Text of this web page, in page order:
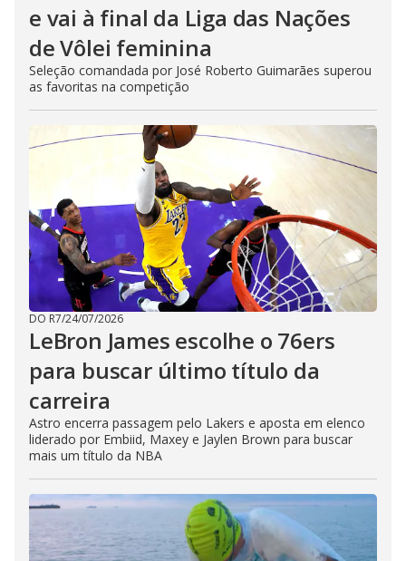
e vai à final da Liga das Nações
de Vôlei feminina
Seleção comandada por José Roberto Guimarães superou
as favoritas na competição
DO R7/24/07/2026
LeBron James escolhe o 76ers
para buscar último título da
carreira
Astro encerra passagem pelo Lakers e aposta em elenco
liderado por Embiid, Maxey e Jaylen Brown para buscar
mais um título da NBA